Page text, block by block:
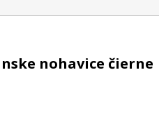
nohavice čierne